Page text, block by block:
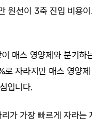
원선이 3축 진입 비용
매스 영양제와 분기하
자라지만 매스 영양
입니다.
가 가장 빠르게 자라